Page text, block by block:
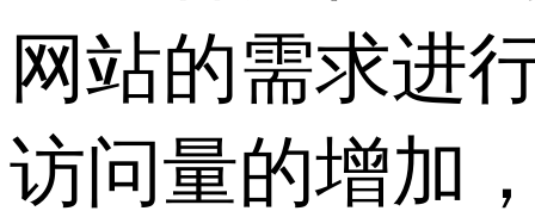
网站的需求进
访问量的增加